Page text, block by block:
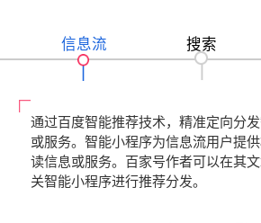
信息流 搜索
通过百度智能推荐技术，精准定向分
或服务。智能小程序为信息流用户提
读信息或服务。百家号作者可以在其
关智能小程序进行推荐分发。